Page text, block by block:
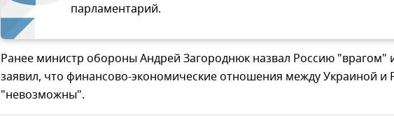
парламентарий.
Ранее министр обороны Андрей Загороднюк назвал Россию "врагом"
заявил, что финансово-экономические отношения между Украиной и
"невозможны".